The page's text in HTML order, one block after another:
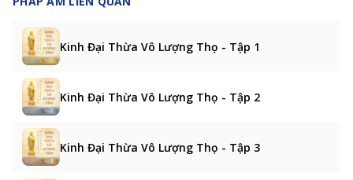
Kinh Đại Thừa Vô Lượng Thọ - Tập 1
Kinh Đại Thừa Vô Lượng Thọ - Tập 2
Kinh Đại Thừa Vô Lượng Thọ - Tập 3